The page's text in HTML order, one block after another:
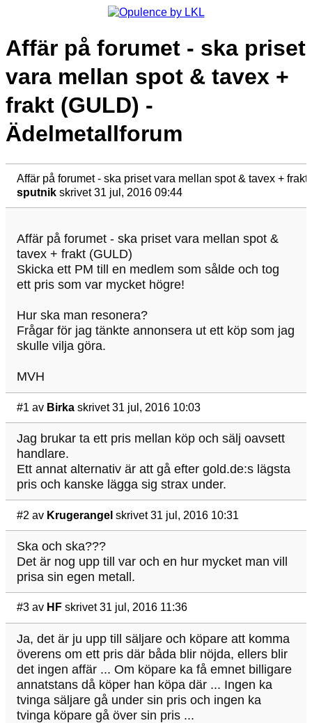
Affär på forumet - ska priset
vara mellan spot & tavex +
frakt (GULD) -
Ädelmetallforum
Affär på forumet - ska priset vara mellan spot & tavex +
sputnik skrivet 31 jul, 2016 09:44
Affär på forumet - ska priset vara mellan spot &
tavex + frakt (GULD)
Skicka ett PM till en medlem som sålde och tog
ett pris som var mycket högre!
Hur ska man resonera?
Frågar för jag tänkte annonsera ut ett köp som jag
skulle vilja göra.
MVH
#1 av Birka skrivet 31 jul, 2016 10:03
Jag brukar ta ett pris mellan köp och sälj oavsett
handlare.
Ett annat alternativ är att gå efter gold.de:s lägsta
pris och kanske lägga sig strax under.
#2 av Krugerangel skrivet 31 jul, 2016 10:31
Ska och ska???
Det är nog upp till var och en hur mycket man vill
prisa sin egen metall.
#3 av HF skrivet 31 jul, 2016 11:36
Ja, det är ju upp till säljare och köpare att komma
överens om ett pris där båda blir nöjda, ellers blir
det ingen affär ... Om köpare ka få emnet billigare
annatstans då köper han köpa där ... Ingen ka
tvinga säljare gå under sin pris och ingen ka
tvinga köpare gå över sin pris ...